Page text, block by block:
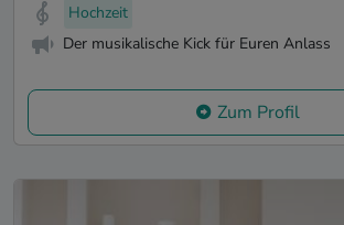
Hochzeit
Der musikalische Kick für Euren Anlass
Zum Profil